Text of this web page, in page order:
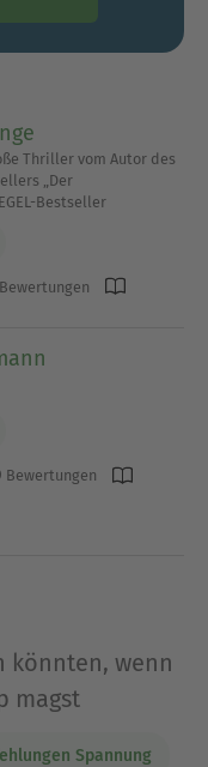
Thriller vom Autor des
„Der
Bestseller
Bewertungen
könnten, wenn
magst
Spannung